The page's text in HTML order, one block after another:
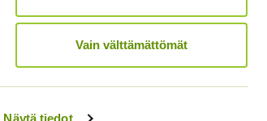
Näytä tiedot
Vain välttämättömät
Released by Rock My Business®